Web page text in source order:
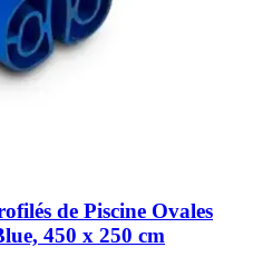
de Piscine Ovales
450 x 250 cm